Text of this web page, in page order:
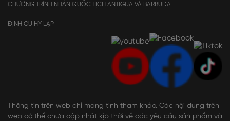
CHƯƠNG TRÌNH NHẬN QUỐC TỊCH ANTIGUA VÀ BARBUDA
ĐỊNH CƯ HY LẠP
Thông tin trên web chỉ mang tính tham khảo. Các nội dung trên
web có thể chưa cập nhật kịp thời về các yêu cầu sản phẩm và